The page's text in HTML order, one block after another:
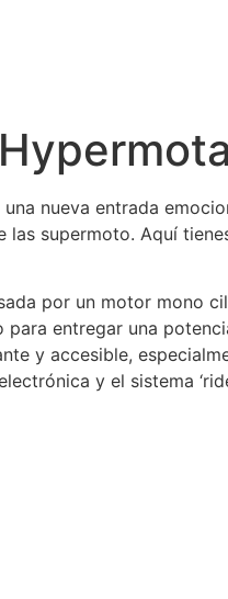
una nueva entrada
supermoto. Aquí
por un motor mono
entregar una
y accesible,
y el sistema